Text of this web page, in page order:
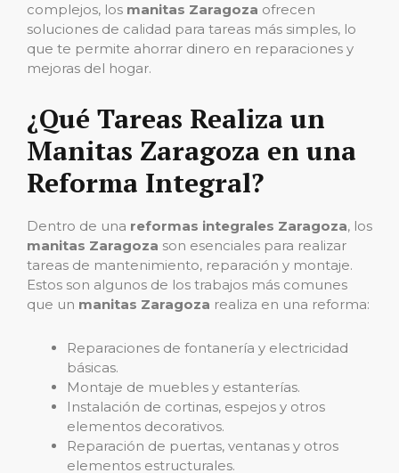
complejos, los manitas Zaragoza ofrecen
soluciones de calidad para tareas más simples, lo
que te permite ahorrar dinero en reparaciones y
mejoras del hogar.
¿Qué Tareas Realiza un
Manitas Zaragoza en una
Reforma Integral?
Dentro de una reformas integrales Zaragoza, los
manitas Zaragoza son esenciales para realizar
tareas de mantenimiento, reparación y montaje.
Estos son algunos de los trabajos más comunes
que un manitas Zaragoza realiza en una reforma:
Reparaciones de fontanería y electricidad
básicas.
Montaje de muebles y estanterías.
Instalación de cortinas, espejos y otros
elementos decorativos.
Reparación de puertas, ventanas y otros
elementos estructurales.